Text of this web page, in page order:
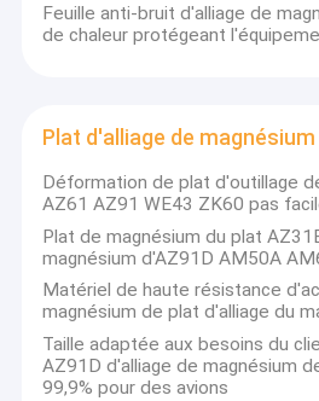
Feuille anti-bruit d'alliage de
de chaleur protégeant
Plat d'alliage de magnésium
Déformation de plat d'outillage
AZ61 AZ91 WE43 ZK60 pas
Plat de magnésium du plat
magnésium d'AZ91D AM50A
Matériel de haute résistance
magnésium de plat d'alliage du
Taille adaptée aux besoins du
AZ91D d'alliage de magnésium
99,9% pour des avions